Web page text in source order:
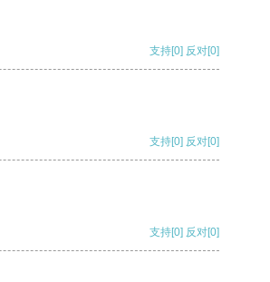
支持[0] 反对[0]
支持[0] 反对[0]
支持[0] 反对[0]